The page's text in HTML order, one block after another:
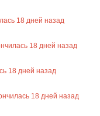
18 дней назад
18 дней назад
18 дней назад
18 дней назад